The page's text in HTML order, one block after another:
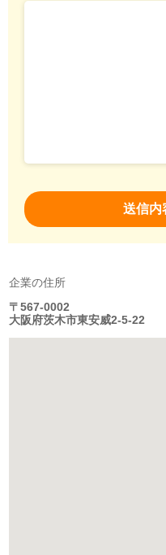
企業の住所
〒567-0002
大阪府茨木市東安威2-5-22